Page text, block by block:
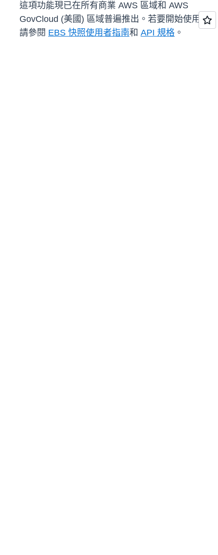
這項功能現已在所有商業 AWS 區域和 AWS
GovCloud (美國) 區域普遍推出。若要開始使用，
請參閱 EBS 快照使用者指南和 API 規格 。